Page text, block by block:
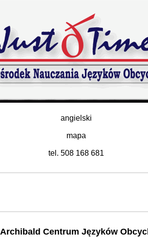
angielski
mapa
tel. 508 168 681
Archibald Centrum Języków